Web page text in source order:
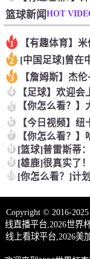
篮球新闻HOT
1
2
3
4 【足球】欢迎
5
6
7
8
9
10
Copyright © 2016-
线直播平台,2026世界
线上看球平台,2026美